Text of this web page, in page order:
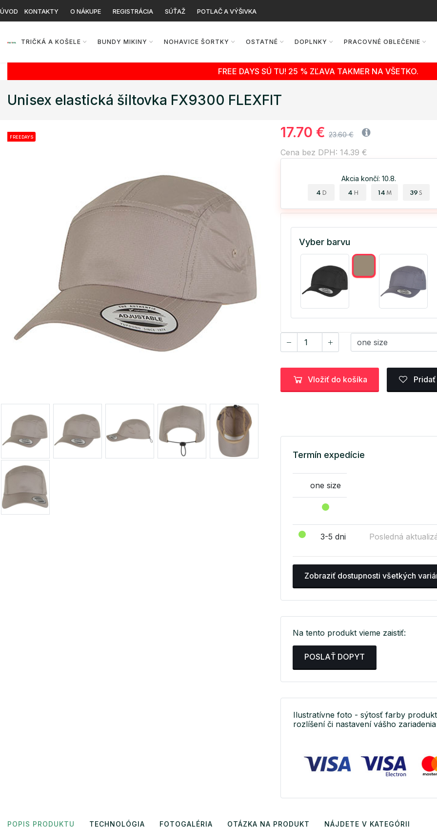
ÚVOD KONTAKTY O NÁKUPE REGISTRÁCIA SÚŤAŽ POTLAČ A VÝŠIVKA
TRIČKÁ A KOŠELE BUNDY MIKINY NOHAVICE ŠORTKY OSTATNÉ DOPLNKY PRACOVNÉ OBLEČENIE
FREE DAYS SÚ TU! 25 % ZĽAVA TAKMER NA VŠETKO.
Unisex elastická šiltovka FX9300 FLEXFIT
FREEDAYS 17.70 € 23.60 €
Cena bez DPH: 14.39 €
Akcia končí: 10.8.
4 D 4 H 14 M 38 S
Vyber barvu
Vložiť do košíka
Termín expedície
one size
3-5 dni Posledná
Zobraziť dostupnosti všetkých
Na tento produkt vieme zaistiť:
POSLAŤ DOPYT
Ilustratívne foto - sýtosť farby
rozlíšení či nastavení vášho
POPIS PRODUKTU TECHNOLÓGIA FOTOGALÉRIA OTÁZKA NA PRODUKT NÁJDETE V KATEGÓRII